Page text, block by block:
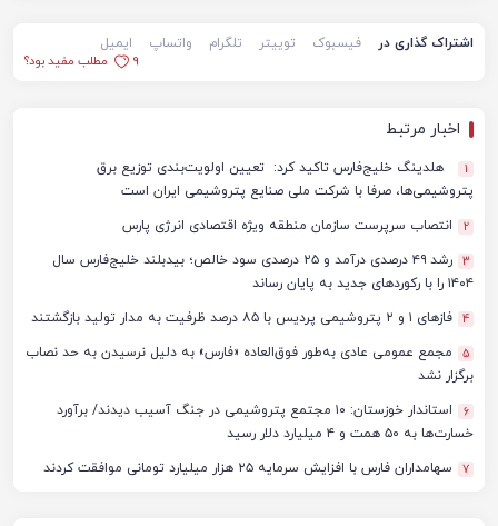
اشتراک گذاری در فیسبوک توییتر تلگرام واتساپ
ایمیل
9
مطلب مفید بود؟
اخبار مرتبط
1
هلدینگ خلیج‌فارس تاکید کرد: تعیین اولویت‌بندی توزیع برق
پتروشیمی‌ها، صرفا با شرکت ملی صنایع پتروشیمی ایران است
2 انتصاب سرپرست سازمان منطقه ویژه اقتصادی انرژی پارس
3
رشد ۴۹ درصدی درآمد و ۲۵ درصدی سود خالص؛ بیدبلند خلیج‌فارس سال
۱۴۰۴ را با رکوردهای جدید به پایان رساند
4 فازهای ۱ و ۲ پتروشیمی پردیس با ۸۵ درصد ظرفیت به مدار تولید بازگشتند
5
مجمع عمومی عادی به‌طور فوق‌العاده «فارس» به دلیل نرسیدن به حد نصاب
برگزار نشد
6
استاندار خوزستان: ۱۰ مجتمع پتروشیمی در جنگ آسیب دیدند/ برآورد
خسارت‌ها به ۵۰ همت و ۴ میلیارد دلار رسید
7 سهامداران فارس با افزایش سرمایه ۲۵ هزار میلیارد تومانی موافقت کردند